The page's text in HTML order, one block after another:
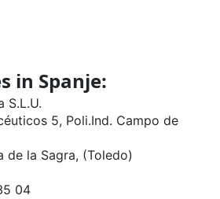
in Spanje:
S.L.U.
5, Poli.Ind. Campo de
de la Sagra, (Toledo)
04